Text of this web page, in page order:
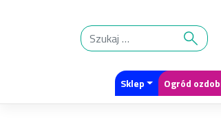
Sklep Ogród